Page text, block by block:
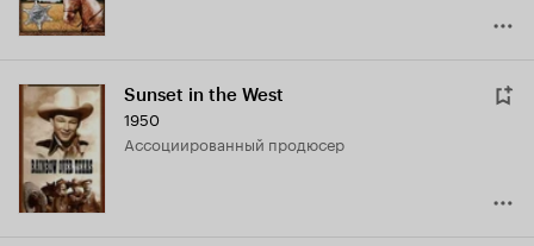
Sunset in the West
1950
ассоциированный продюсер